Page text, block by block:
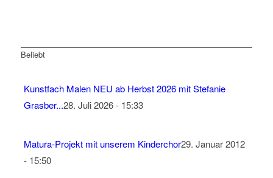
Beliebt
Kunstfach Malen NEU ab Herbst 2026 mit Stefanie
Grasber...28. Juli 2026 - 15:33
Matura-Projekt mit unserem Kinderchor29. Januar 2012
- 15:50